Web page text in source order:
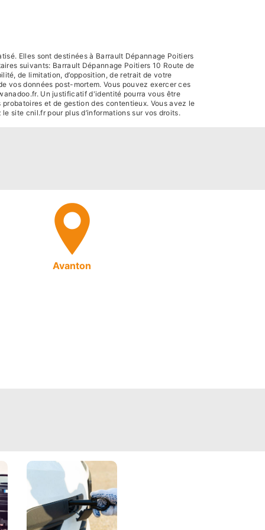
Elles sont destinées à Barrault Dépannage Poitiers
suivants: Barrault Dépannage Poitiers 10 Route de
de limitation, d’opposition, de retrait de votre
vos données post-mortem. Vous pouvez exercer ces
Un justificatif d'identité pourra vous être
et de gestion des contentieux. Vous avez le
le site cnil.fr pour plus d’informations sur vos droits.
Avanton